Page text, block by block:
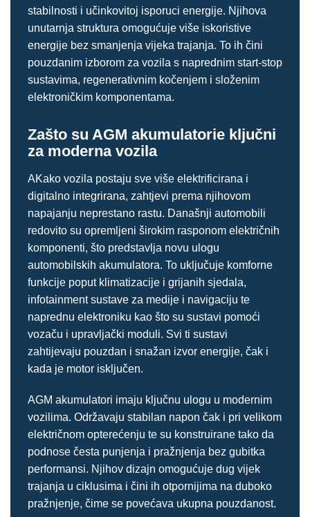
stabilnosti i učinkovitoj isporuci energije. Njihova
unutarnja struktura omogućuje više iskoristive
energije bez smanjenja vijeka trajanja. To ih čini
pouzdanim izborom za vozila s naprednim start-stop
sustavima, regenerativnim kočenjem i složenim
elektroničkim komponentama.
Zašto su AGM akumulatorie ključni
za moderna vozila
AKako vozila postaju sve više elektrificirana i
digitalno integrirana, zahtjevi prema njihovom
napajanju neprestano rastu. Današnji automobili
redovito su opremljeni širokim rasponom električnih
komponenti, što predstavlja novu ulogu
automobilskih akumulatora. To uključuje komforne
funkcije poput klimatizacije i grijanih sjedala,
infotainment sustave za medije i navigaciju te
naprednu elektroniku kao što su sustavi pomoći
vozaču i upravljački moduli. Svi ti sustavi
zahtijevaju pouzdan i snažan izvor energije, čak i
kada je motor isključen.
AGM akumulatori imaju ključnu ulogu u modernim
vozilima. Održavaju stabilan napon čak i pri velikom
električnom opterećenju te su konstruirane tako da
podnose česta punjenja i pražnjenja bez gubitka
performansi. Njihov dizajn omogućuje dug vijek
trajanja u ciklusima i čini ih otpornijima na duboko
pražnjenje, čime se povećava ukupna pouzdanost.